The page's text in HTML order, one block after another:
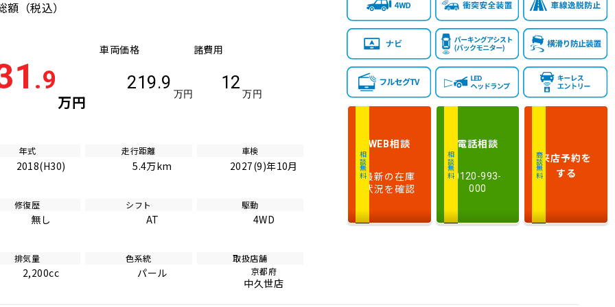
額 （税込）
.9
万円
車両価格
219.9
万円
諸費用
12
万円
年式
2018(H30)
走行距離
5.4万km
車検
2027(9)年10月
修復歴
無し
シフト
AT
駆動
4WD
排気量
2,200cc
色系統
パール
取扱店舗
京都府
中久世店
相談無料
WEB相談
最新の在庫
状況を確認
相談無料
電話相談
0120-993-
000
商談無料来店予約を
する